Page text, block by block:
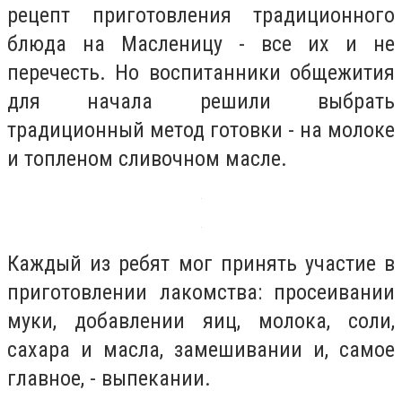
рецепт приготовления традиционного
блюда на Масленицу - все их и не
перечесть. Но воспитанники общежития
для начала решили выбрать
традиционный метод готовки - на молоке
и топленом сливочном масле.
Каждый из ребят мог принять участие в
приготовлении лакомства: просеивании
муки, добавлении яиц, молока, соли,
сахара и масла, замешивании и, самое
главное, - выпекании.